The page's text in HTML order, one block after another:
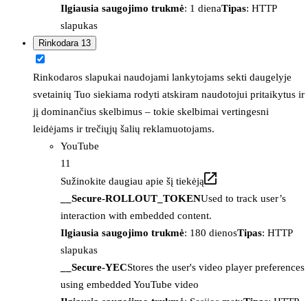
Ilgiausia saugojimo trukmė: 1 dienaTipas: HTTP
slapukas
Rinkodara 13
Rinkodaros slapukai naudojami lankytojams sekti daugelyje
svetainių Tuo siekiama rodyti atskiram naudotojui pritaikytus ir
jį dominančius skelbimus – tokie skelbimai vertingesni
leidėjams ir trečiųjų šalių reklamuotojams.
YouTube
11
Sužinokite daugiau apie šį tiekėją
__Secure-ROLLOUT_TOKENUsed to track user’s
interaction with embedded content.
Ilgiausia saugojimo trukmė: 180 dienosTipas: HTTP
slapukas
__Secure-YECStores the user's video player preferences
using embedded YouTube video